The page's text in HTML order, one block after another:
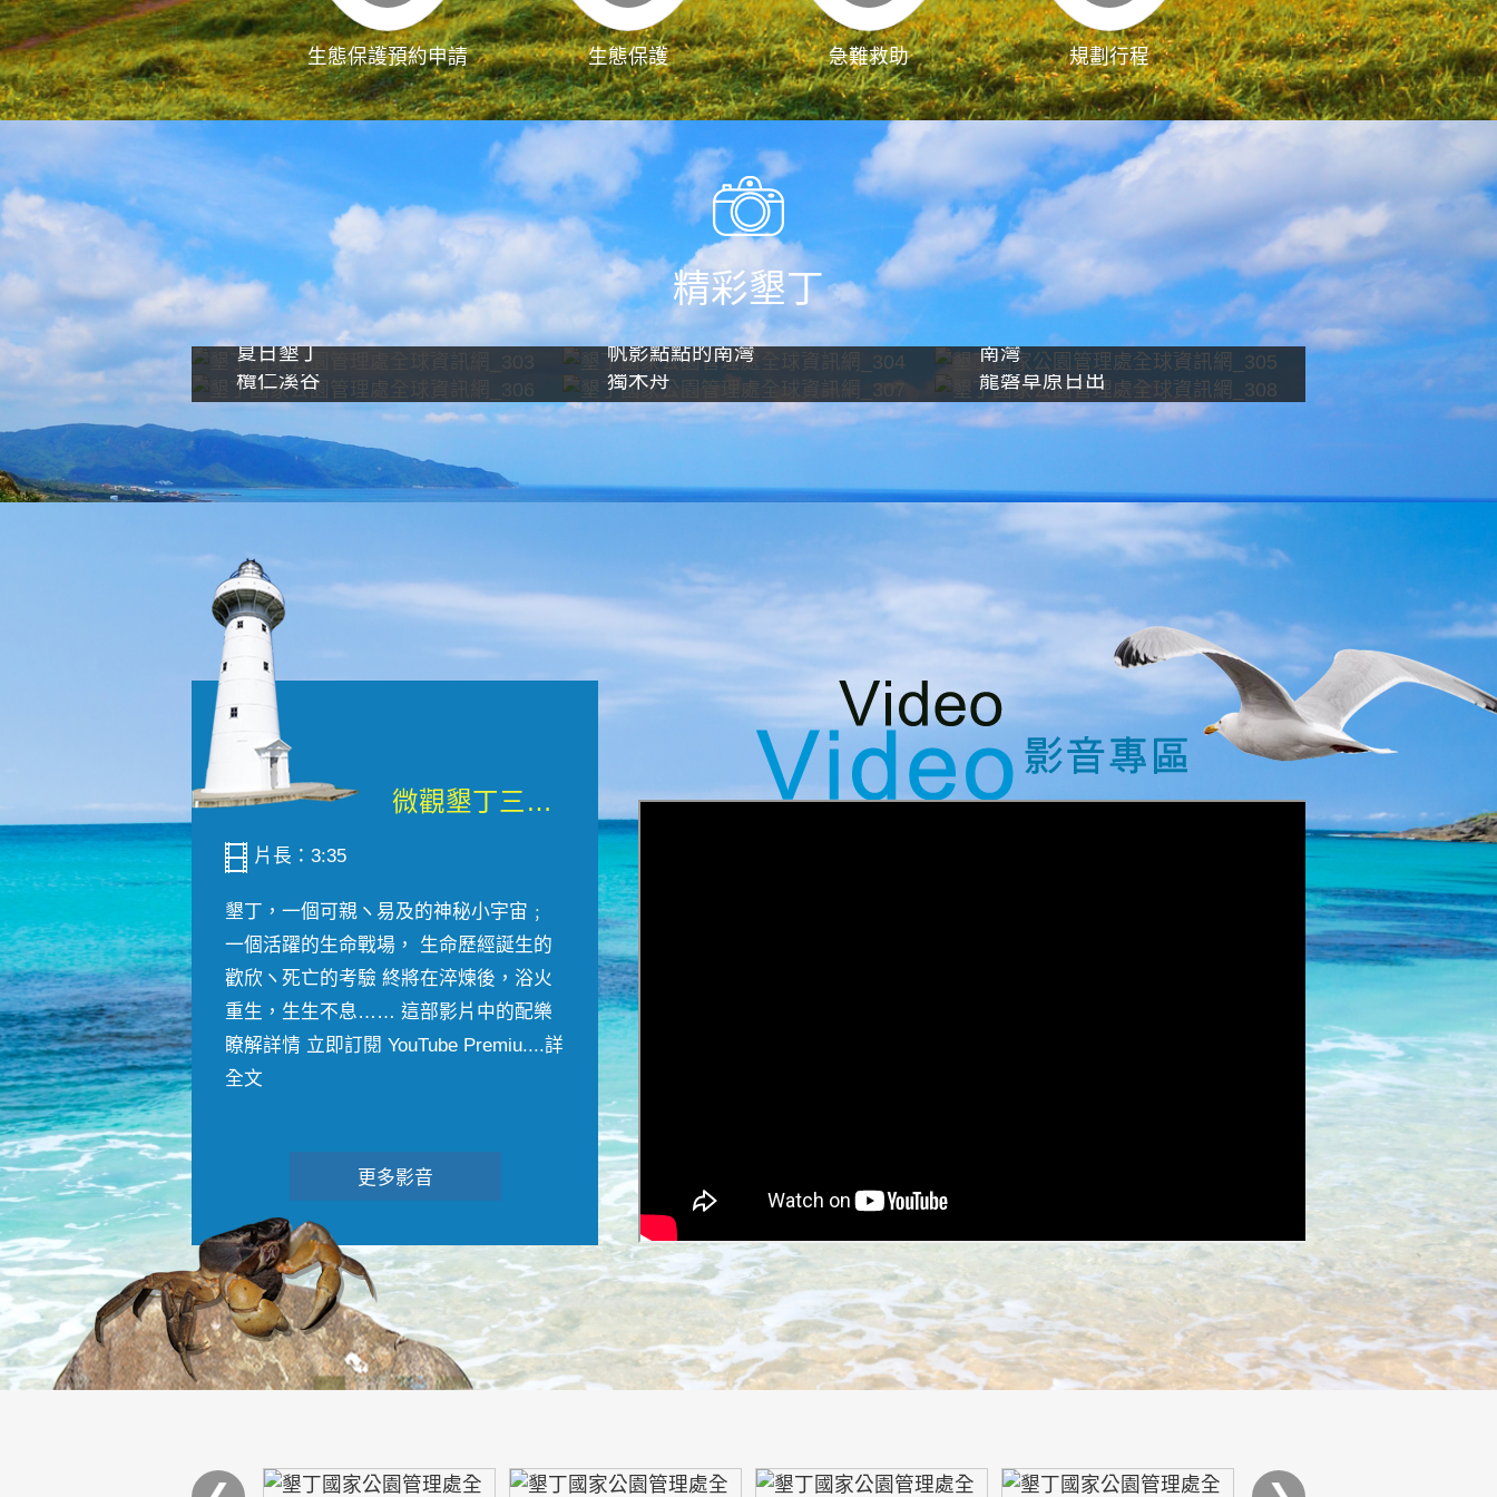
生態保護預約申請 生態保護 急難救助 規劃行程 影像直播
精彩墾丁
夏日墾丁 帆影點點的南灣
南灣
欖仁溪谷
獨木舟 龍磐草原日出
微觀墾丁三部曲 重生....
片長：3:35
墾丁，一個可親ヽ易及的神秘小宇宙﹔
一個活躍的生命戰場， 生命歷經誕生的
歡欣ヽ死亡的考驗 終將在淬煉後，浴火
重生，生生不息…… 這部影片中的配樂
瞭解詳情 立即訂閱 YouTube Premiu....詳
全文
更多影音